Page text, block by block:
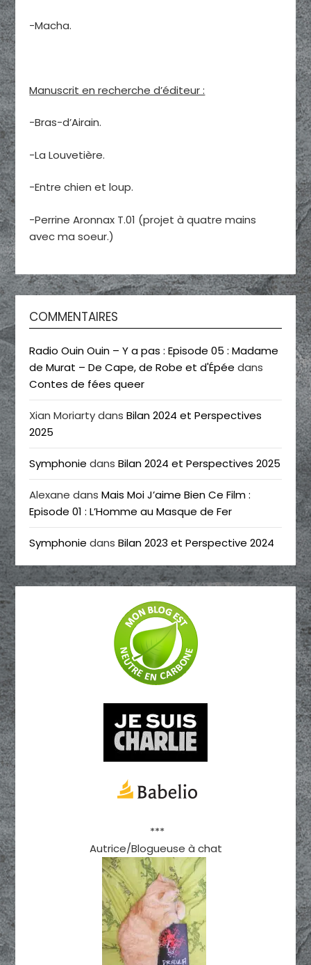
-Macha.
Manuscrit en recherche d’éditeur :
-Bras-d’Airain.
-La Louvetière.
-Entre chien et loup.
-Perrine Aronnax T.01 (projet à quatre mains
avec ma soeur.)
COMMENTAIRES
Radio Ouin Ouin – Y a pas : Episode 05 : Madame
de Murat – De Cape, de Robe et d'Épée dans
Contes de fées queer
Xian MoriartydansBilan 2024 et Perspectives
2025
Symphonie dansBilan 2024 et Perspectives 2025
Alexane dansMais Moi J’aime Bien Ce Film :
Episode 01 : L’Homme au Masque de Fer
Symphonie dansBilan 2023 et Perspective 2024
***
Autrice/Blogueuse à chat